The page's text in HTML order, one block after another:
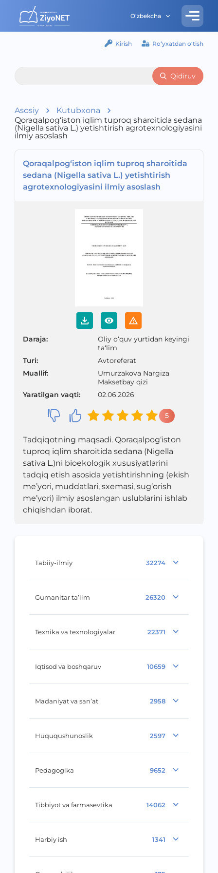
O‘zbekcha
Kirish Ro‘yxatdan o‘tish
Qidiruv
Asosiy
Kutubxona
Qoraqalpog‘iston iqlim tuproq sharoitida sedana
(Nigella sativa L.) yetishtirish agrotexnologiyasini
ilmiy asoslash
Tabiiy-ilmiy 32274
Gumanitar ta’lim 26320
Texnika va texnologiyalar 22371
Iqtisod va boshqaruv 10659
Madaniyat va san’at 2958
Huququshunoslik 2597
Pedagogika 9652
Tibbiyot va farmasevtika 14062
Harbiy ish 1341
Qoraqalpog‘iston iqlim tuproq sharoitida
sedana (Nigella sativa L.) yetishtirish
agrotexnologiyasini ilmiy asoslash
Daraja:
Oliy o‘quv yurtidan keyingi
ta‘lim
Turi:
Avtoreferat
Muallif:
Umurzakova Nargiza
Maksetbay qizi
Yaratilgan vaqti: 02.06.2026
5
Tadqiqotning maqsadi. Qoraqalpog‘iston
tuproq iqlim sharoitida sedana (Nigella
sativa L.)ni bioekologik xususiyatlarini
tadqiq etish asosida yetishtirishning (ekish
me’yori, muddatlari, sxemasi, sug‘orish
me’yori) ilmiy asoslangan uslublarini ishlab
chiqishdan iborat.